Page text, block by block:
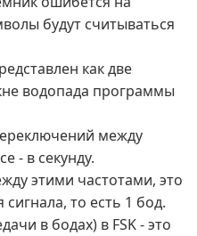
будут считываться
как две
водопада программы
между
- в секунду.
этими частотами, это
то есть 1 бод.
в бодах) в FSK - это